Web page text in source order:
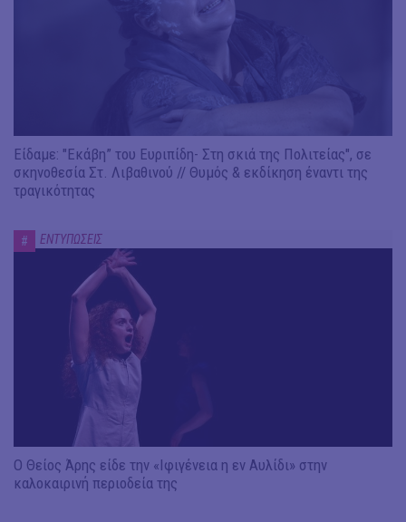
Είδαμε: "Εκάβη” του Ευριπίδη- Στη σκιά της Πολιτείας", σε
σκηνοθεσία Στ. Λιβαθινού // Θυμός & εκδίκηση έναντι της
τραγικότητας
# ΕΝΤΥΠΩΣΕΙΣ
Ο Θείος Άρης είδε την «Ιφιγένεια η εν Αυλίδι» στην
καλοκαιρινή περιοδεία της